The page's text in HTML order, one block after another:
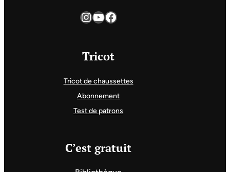
InstagramYouTube Facebook
Tricot
Tricot de chaussettes
Abonnement
Test de patrons
C’est gratuit